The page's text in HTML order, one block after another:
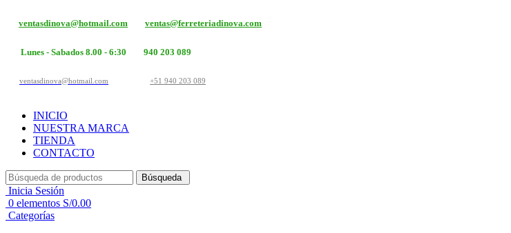
ventasdinova@hotmail.com ventas@ferreteriadinova.com
Lunes - Sabados 8.00 - 6:30 940 203 089
ventasdinova@hotmail.com +51 940 203 089
INICIO
NUESTRA MARCA
TIENDA
CONTACTO
Búsqueda
Inicia Sesión
0 elementos S/0.00
Categorías